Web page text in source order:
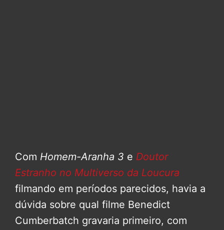
Com Homem-Aranha 3 e Doutor
Estranho no Multiverso da Loucura
filmando em períodos parecidos, havia a
dúvida sobre qual filme Benedict
Cumberbatch gravaria primeiro, com